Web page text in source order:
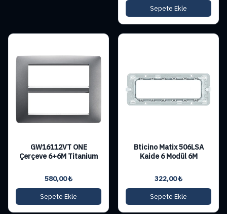
Sepete Ekle
GW16112VT ONE
Çerçeve 6+6M Titanium
580,00₺
Sepete Ekle
Bticino Matix 506LSA
Kaide 6 Modül 6M
322,00₺
Sepete Ekle